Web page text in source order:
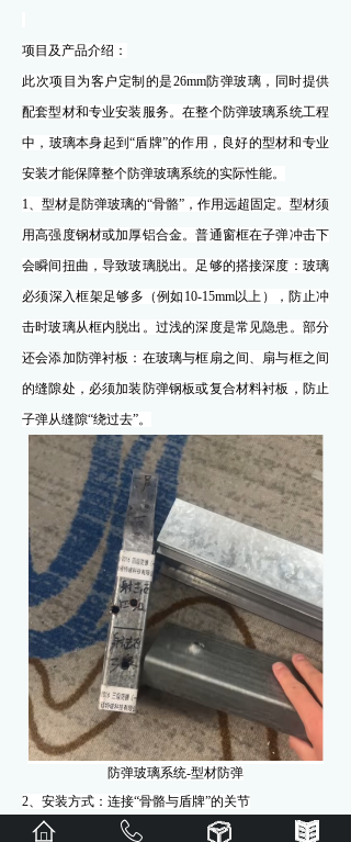
项目 及产品介绍：
此次项目为客户定制的是26mm防弹玻璃，同时提供
配套型材和专业安装服务。在整个防弹玻璃系统工程
中，玻璃本身起到“盾牌”的作用，良好的型材和专业
安装才能保障整个防弹玻璃系统的实际性能。
1、 型材是防弹玻璃的“骨骼”，作用远超固定。型材须
用高强度钢材或加厚铝合金。普通窗框在子弹冲击下
会瞬间扭曲，导致玻璃脱出。足够的搭接深度：玻璃
必须深入框架足够多（例如10-15mm以上），防止冲
击时玻璃从框内脱出。过浅的深度是常见隐患。 部分
还会添加防弹衬板：在玻璃与框扇之间、扇与框之间
的缝隙处，必须加装防弹钢板或复合材料衬板，防止
子弹从缝隙“绕过去”。
防弹玻璃系统-型材防弹
2、 安装方式：连接“骨骼与盾牌”的关节
硬接触与软接触：防弹玻璃不能直接接触金属框架。